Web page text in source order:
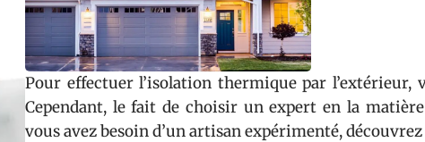
Pour effectuer l’isolation thermique par
Cependant, le fait de choisir un expert en la
vous avez besoin d’un artisan expérimenté,